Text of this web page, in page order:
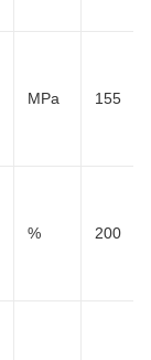
MPa 155
% 200